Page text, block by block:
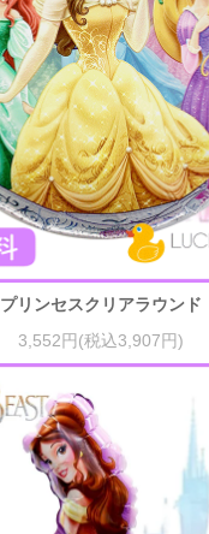
プリンセスクリアラウンド
3,552円(税込3,907円)